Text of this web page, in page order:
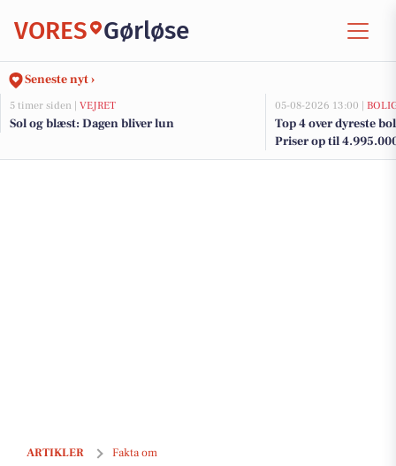
VORES Gørløse
Seneste nyt ›
5 timer siden | VEJRET
Sol og blæst: Dagen bliver lun
05-08-2026 13:00 |
Top 4 over dyreste
Priser op til
ARTIKLER Fakta om
Huspriserne går ned i Hillerød Kommune